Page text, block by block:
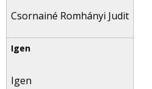
Csornainé Romhányi Judit
Igen